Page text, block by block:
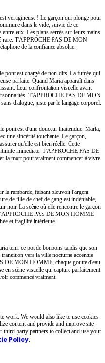
vertigineuse ! Le garçon qui plonge pour
dans le vide, suivie de ce
eux. Les plans serrés sur leurs mains
rare. T'APPROCHE PAS DE MON
de la confiance absolue.
pont est chargé de non-dits. La fumée qui
parfaite. Quand Maria apparaît dans
Leur confrontation visuelle avant
T'APPROCHE PAS DE MON
dialogue, juste par le langage corporel.
pont est d'une douceur inattendue. Maria,
une sincérité touchante. Le garçon,
qu'elle est bien réelle. Cette
immédiate. T'APPROCHE PAS DE
mort pour vraiment commencer à vivre
la rambarde, faisant pleuvoir l'argent
de fille de chef de gang est indéniable,
noir. La scène où elle rencontre le garçon
PAS DE MON HOMME
et fragilité intérieure.
tenir ce pot de bonbons tandis que son
vers la ville nocturne accentue
DE MON HOMME, chaque goutte d'eau
en scène visuelle qui capture parfaitement
commencé vraiment.
work. We would also like to use cookies
content and provide and improve site
party partners to collect and use your
Policy.